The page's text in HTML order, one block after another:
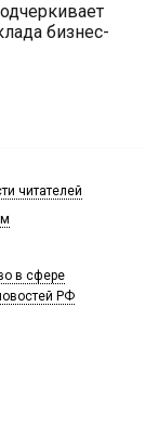
бизнес-
читателей
в сфере
РФ